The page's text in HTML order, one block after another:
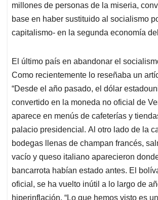
millones de personas de la miseria,
base en haber sustituido al socialismo
capitalismo- en la segunda economía
El último país en abandonar el
Como recientemente lo reseñaba un
“Desde el año pasado, el dólar
convertido en la moneda no oficial de
aparece en menús de cafeterías y
palacio presidencial. Al otro lado de la
bodegas llenas de champan francés,
vacío y queso italiano aparecieron
bancarrota habían estado antes. El
oficial, se ha vuelto inútil a lo largo de
hiperinflación. “Lo que hemos visto es